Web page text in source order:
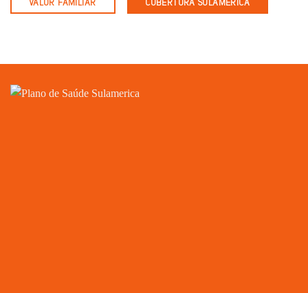
VALOR FAMILIAR COBERTURA SULAMÉRICA